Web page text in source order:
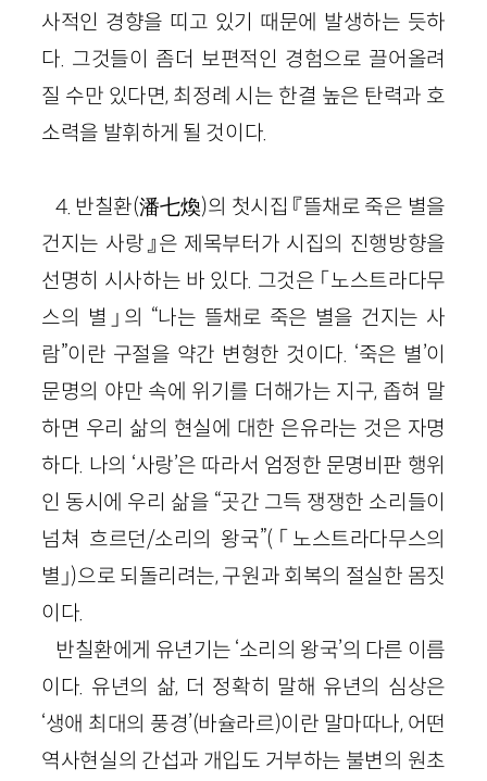
사적인 경향을 띠고 있기 때문에 발생하는 듯하
다. 그것들이 좀더 보편적인 경험으로 끌어올려
질 수만 있다면, 최정례 시는 한결 높은 탄력과 호
소력을 발휘하게 될 것이다.
4. 반칠환(潘七煥)의 첫시집 『뜰채로 죽은 별을
건지는 사랑』은 제목부터가 시집의 진행방향을
선명히 시사하는 바 있다. 그것은 「노스트라다무
스의 별」의 “나는 뜰채로 죽은 별을 건지는 사
람”이란 구절을 약간 변형한 것이다. ‘죽은 별’이
문명의 야만 속에 위기를 더해가는 지구, 좁혀 말
하면 우리 삶의 현실에 대한 은유라는 것은 자명
하다. 나의 ‘사랑’은 따라서 엄정한 문명비판 행위
인 동시에 우리 삶을 “곳간 그득 쟁쟁한 소리들이
넘쳐 흐르던/소리의 왕국”(「노스트라다무스의
별」)으로 되돌리려는, 구원과 회복의 절실한 몸짓
이다.
반칠환에게 유년기는 ‘소리의 왕국’의 다른 이름
이다. 유년의 삶, 더 정확히 말해 유년의 심상은
‘생애 최대의 풍경’(바슐라르)이란 말마따나, 어떤
역사현실의 간섭과 개입도 거부하는 불변의 원초